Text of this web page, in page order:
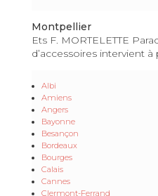
Montpellier
Ets F. MORTELETTE
d’accessoires intervient
Albi
Amiens
Angers
Bayonne
Besançon
Bordeaux
Bourges
Calais
Cannes
Clermont-Ferrand